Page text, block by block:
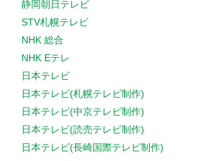
静岡朝日テレビ
STV札幌テレビ
NHK 総合
NHK Eテレ
日本テレビ
日本テレビ(札幌テレビ制作)
日本テレビ(中京テレビ制作)
日本テレビ(読売テレビ制作)
日本テレビ(長崎国際テレビ制作)